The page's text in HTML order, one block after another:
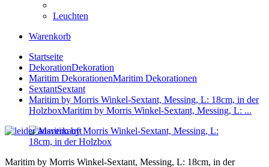
Leuchten
Warenkorb
Startseite
DekorationDekoration
Maritim DekorationenMaritim Dekorationen
SextantSextant
Maritim by Morris Winkel-Sextant, Messing, L: 18cm, in der
HolzboxMaritim by Morris Winkel-Sextant, Messing, L: ...
Maritim by Morris Winkel-Sextant, Messing, L: 18cm, in der